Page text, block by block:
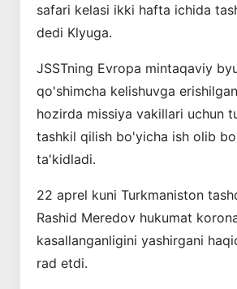
safari kelasi ikki hafta ichida
dedi Klyuga.
JSSTning Evropa mintaqaviy
qo'shimcha kelishuvga
hozirda missiya vakillari uchun
tashkil qilish bo'yicha ish olib
ta'kidladi.
22 aprel kuni Turkmaniston
Rashid Meredov hukumat
kasallanganligini yashirgani
rad etdi.